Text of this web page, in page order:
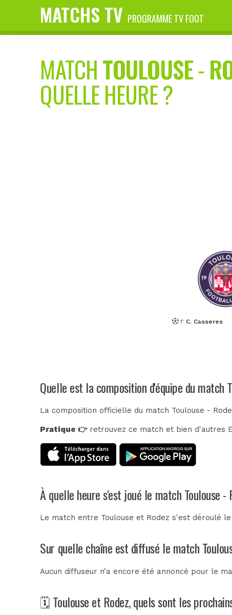
MATCHS TV PROGRAMME TV FOOT
MATCHTOULOUSE-
QUELLE HEURE ?
1' C. Casseres
Quelle est la composition d'équipe du match
La composition officielle du match Toulouse -
Pratique 👉retrouvez ce match et bien d'autres
À quelle heure s'est joué le match Toulouse -
Le match entre Toulouse et Rodez s'est déroulé
Sur quelle chaîne est diffusé le match
Aucun diffuseur n’a encore été annoncé pour le
🗓️ Toulouse et Rodez, quels sont les